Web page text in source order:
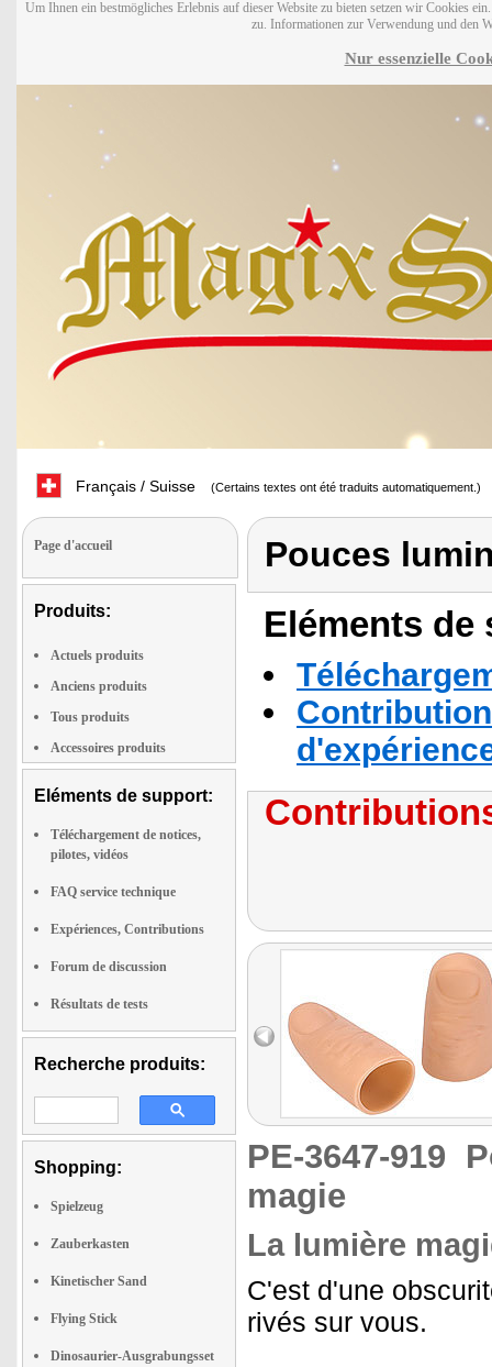
Um Ihnen ein bestmögliches Erlebnis auf dieser Website zu bieten setzen wir Cookies
zu. Informationen zur Verwendung und den
Nur essenzielle
Français / Suisse (Certains textes ont été traduits automatiquement.)
Page d'accueil
Produits:
Actuels produits
Anciens produits
Tous produits
Accessoires produits
Eléments de support:
Téléchargement de notices,
pilotes, vidéos
FAQ service technique
Expériences, Contributions
Forum de discussion
Résultats de tests
Recherche produits:
Shopping:
Spielzeug
Zauberkasten
Kinetischer Sand
Flying Stick
Dinosaurier-Ausgrabungsset
Pouces
Eléments
PE-3647-919
magie
La lumière
C'est d'une
rivés sur vous.